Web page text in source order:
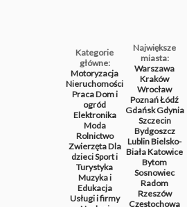
Kategorie
główne:
Motoryzacja
Nieruchomości
PracaDom i
ogród
Elektronika
Moda
Rolnictwo
ZwierzętaDla
dzieciSport i
Turystyka
Muzyka i
Edukacja
Usługi i firmy
Największe
miasta:
Warszawa
Kraków
Wrocław
PoznańŁódź
GdańskGdynia
Szczecin
Bydgoszcz
LublinBielsko-
BiałaKatowice
Bytom
Sosnowiec
Radom
Rzeszów
Częstochowa